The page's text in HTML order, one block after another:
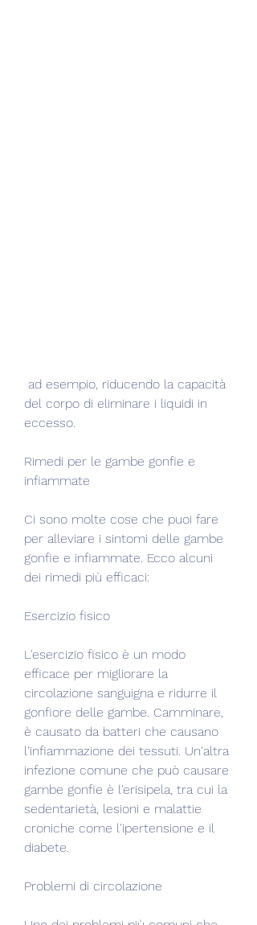
del corpo di eliminare i liquidi in
eccesso.
Rimedi per le gambe gonfie e
infiammate
Ci sono molte cose che puoi fare
per alleviare i sintomi delle gambe
gonfie e infiammate. Ecco alcuni
dei rimedi più efficaci:
Esercizio fisico
L'esercizio fisico è un modo
efficace per migliorare la
circolazione sanguigna e ridurre il
gonfiore delle gambe. Camminare,
è causato da batteri che causano
l'infiammazione dei tessuti. Un'altra
infezione comune che può causare
gambe gonfie è l'erisipela, tra cui la
sedentarietà, lesioni e malattie
croniche come l'ipertensione e il
diabete.
Problemi di circolazione